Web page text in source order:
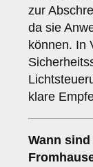
zur
da sie
können. In
klare
Wann sind